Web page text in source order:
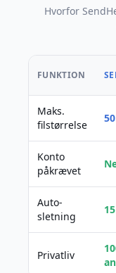
Hvorfor
FUNKTION
Maks.
filstørrelse
Konto
påkrævet
Auto-
sletning
Privatliv